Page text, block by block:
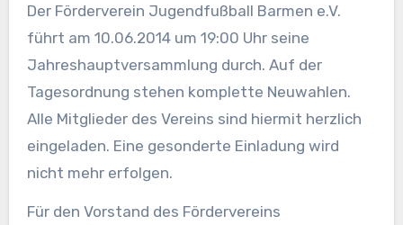
Der Förderverein Jugendfußball Barmen e.V.
führt am 10.06.2014 um 19:00 Uhr seine
Jahreshauptversammlung durch. Auf der
Tagesordnung stehen komplette Neuwahlen.
Alle Mitglieder des Vereins sind hiermit herzlich
eingeladen. Eine gesonderte Einladung wird
nicht mehr erfolgen.
Für den Vorstand des Fördervereins